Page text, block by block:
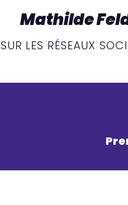
Mathilde
SUR LES RÉSEAUX